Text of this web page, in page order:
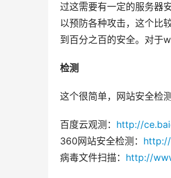
过这需要有一定的服务器
以预防各种攻击，这个比
到百分之百的安全。对于
检测
这个很简单，网站安全检
百度云观测： http://
360网站安全检测：
病毒文件扫描： http://